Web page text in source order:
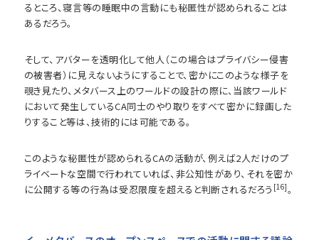
るところ、寝言等の睡眠中の言動にも秘匿性が認められることは
あるだろう。
そして、アバターを透明化して他人（この場合はプライバシー侵害
の被害者）に見えないようにすることで、密かにこのような様子を
覗き見たり、メタバース上のワールドの設計の際に、当該ワールド
において発生しているCA同士のやり取りをすべて密かに録画した
りすること等は、技術的には可能である。
このような秘匿性が認められるCAの活動が、例えば2人だけのプ
ライベートな空間で行われていれば、非公知性があり、それを密か
に公開する等の行為は受忍限度を超えると判断されるだろう [16]。